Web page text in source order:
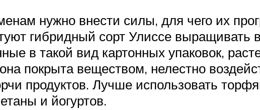
нужно внести силы, для чего их
гибридный сорт Улиссе выращивать
в такой вид картонных упаковок,
покрыта веществом, нелестно
продуктов. Лучше использовать
и йогуртов.